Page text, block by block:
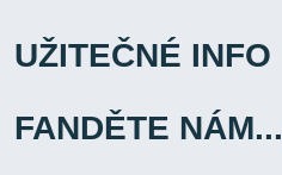
UŽITEČNÉ INFO
FANDĚTE NÁM...